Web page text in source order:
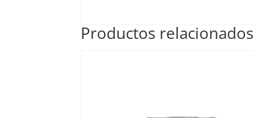
Productos relacionados